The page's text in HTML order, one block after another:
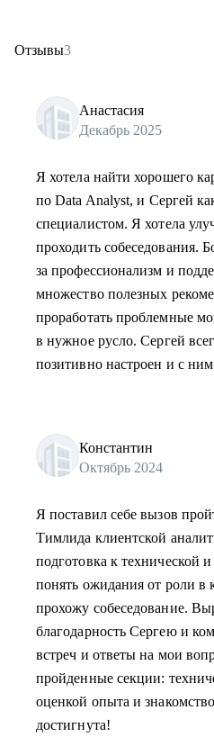
Отзывы3
Анастасия
Декабрь 2025
Я хотела найти хорошего
по Data Analyst, и Сергей
специалистом. Я хотела
проходить собеседования.
за профессионализм и
множество полезных
проработать проблемные
в нужное русло. Сергей
позитивно настроен и с
Константин
Октябрь 2024
Я поставил себе вызов
Тимлида клиентской
подготовка к технической
понять ожидания от роли в
прохожу собеседование.
благодарность Сергею и
встреч и ответы на мои
пройденные секции:
оценкой опыта и
достигнута!